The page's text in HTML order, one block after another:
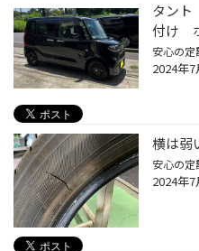
タン
付け
2024年7
横は弱
2024年7